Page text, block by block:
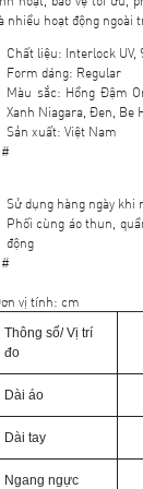
nhiều hoạt động ngoài
Chất liệu: Interlock UV,
Form dáng: Regular
Màu sắc: Hồng Đậm
Xanh Niagara, Đen, Be
Sản xuất: Việt Nam
Sử dụng hàng ngày khi
Phối cùng áo thun,
động
vị tính: cm
Thông số/ Vị trí
đo
Dài áo
Dài tay
Ngang ngực